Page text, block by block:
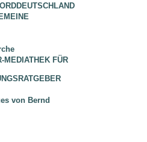
FÜR
von Bernd